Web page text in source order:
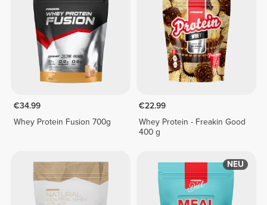
€34.99
Whey Protein Fusion 700g
€22.99
Whey Protein - Freakin Good
400 g
NEU